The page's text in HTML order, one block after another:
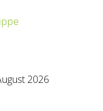
2026